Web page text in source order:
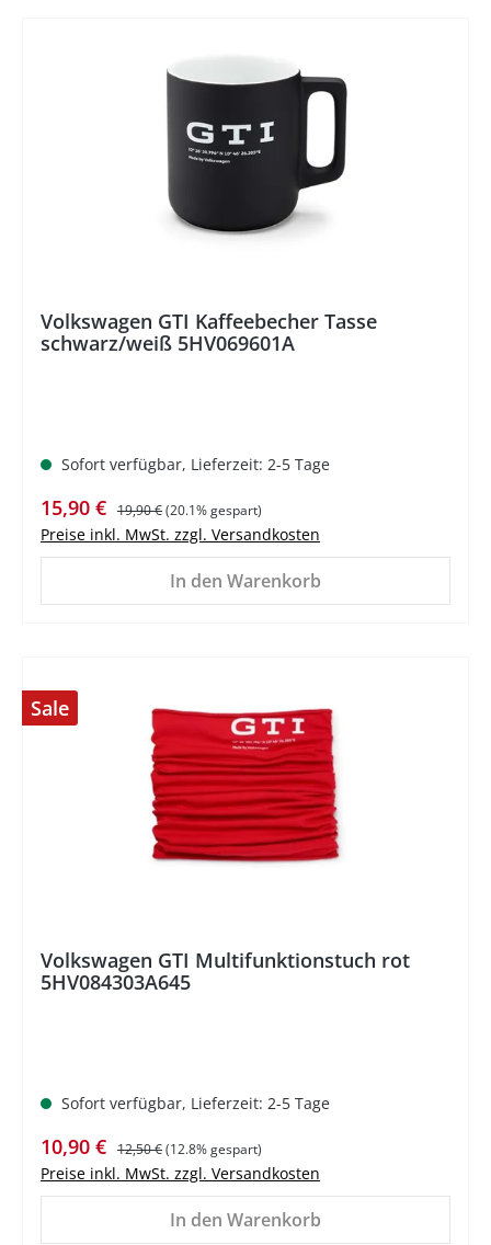
Volkswagen GTI Kaffeebecher Tasse
schwarz/weiß 5HV069601A
Sofort verfügbar, Lieferzeit: 2-5 Tage
Verkaufspreis:
15,90 € Regulärer Preis:
19,90 €(20.1% gespart)
Preise inkl. MwSt. zzgl. Versandkosten
In den Warenkorb
Sale
Volkswagen GTI Multifunktionstuch rot
5HV084303A645
Sofort verfügbar, Lieferzeit: 2-5 Tage
Verkaufspreis:
10,90 € Regulärer Preis:
12,50 €(12.8% gespart)
Preise inkl. MwSt. zzgl. Versandkosten
In den Warenkorb